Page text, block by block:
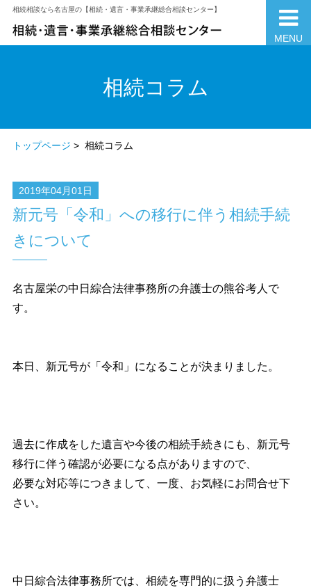
相続相談なら名古屋の【相続・遺言・事業承継総合相談センター】
相続コラム
トップページ > 相続コラム
2019年04月01日
新元号「令和」への移行に伴う相続手続
きについて
名古屋栄の中日綜合法律事務所の弁護士の熊谷考人で
す。
本日、新元号が「令和」になることが決まりました。
過去に作成をした遺言や今後の相続手続きにも、新元号
移行に伴う確認が必要になる点がありますので、
必要な対応等につきまして、一度、お気軽にお問合せ下
さい。
中日綜合法律事務所では、相続を専門的に扱う弁護士
MENU